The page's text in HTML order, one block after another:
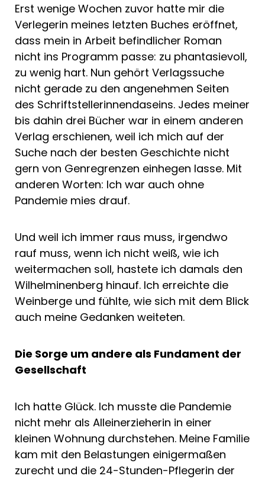
Erst wenige Wochen zuvor hatte mir die
Verlegerin meines letzten Buches eröffnet,
dass mein in Arbeit befindlicher Roman
nicht ins Programm passe: zu phantasievoll,
zu wenig hart. Nun gehört Verlagssuche
nicht gerade zu den angenehmen Seiten
des Schriftstellerinnendaseins. Jedes meiner
bis dahin drei Bücher war in einem anderen
Verlag erschienen, weil ich mich auf der
Suche nach der besten Geschichte nicht
gern von Genregrenzen einhegen lasse. Mit
anderen Worten: Ich war auch ohne
Pandemie mies drauf.
Und weil ich immer raus muss, irgendwo
rauf muss, wenn ich nicht weiß, wie ich
weitermachen soll, hastete ich damals den
Wilhelminenberg hinauf. Ich erreichte die
Weinberge und fühlte, wie sich mit dem Blick
auch meine Gedanken weiteten.
Die Sorge um andere als Fundament der
Gesellschaft
Ich hatte Glück. Ich musste die Pandemie
nicht mehr als Alleinerzieherin in einer
kleinen Wohnung durchstehen. Meine Familie
kam mit den Belastungen einigermaßen
zurecht und die 24-Stunden-Pflegerin der